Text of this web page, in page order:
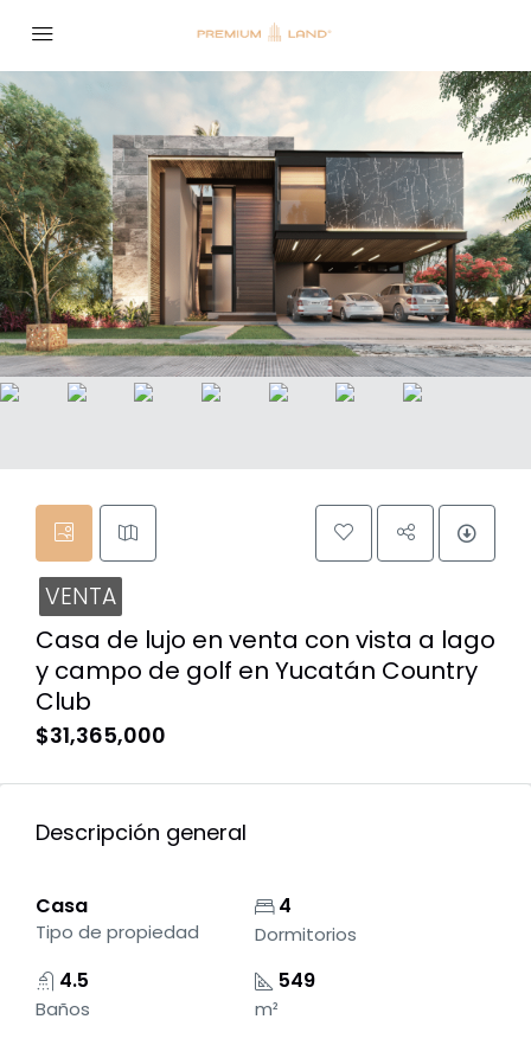
VENTA
Casa de lujo en venta con vista a lago
y campo de golf en Yucatán Country
Club
$31,365,000
Descripción general
Casa
Tipo de propiedad
4
Dormitorios
4.5
Baños
549
m²